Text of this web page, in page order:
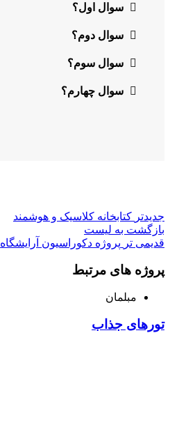
سوال اول؟
سوال دوم؟
سوال سوم؟
سوال چهارم؟
جدیدتر کتابخانه کلاسیک و هوشمند
بازگشت به لیست
قدیمی تر پروژه دکوراسیون آرایشگاه
پروژه های مرتبط
مبلمان
تورهای جذاب